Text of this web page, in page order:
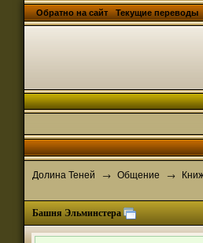
Обратно на сайт Текущие переводы
Долина Теней
→ Общение →
Башня Эльминстера